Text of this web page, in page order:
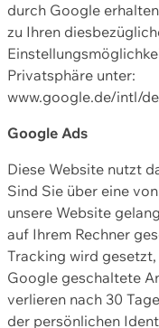
durch Google
zu Ihren
Privatsphäre unter:
www.google.de/intl/
Google Ads
Diese Website nutzt
Sind Sie über eine
unsere Website
auf Ihrem Rechner
Tracking wird
Google geschaltete
verlieren nach 30
der persönlichen